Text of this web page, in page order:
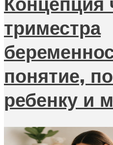
триместра
понятие,
ребенку и